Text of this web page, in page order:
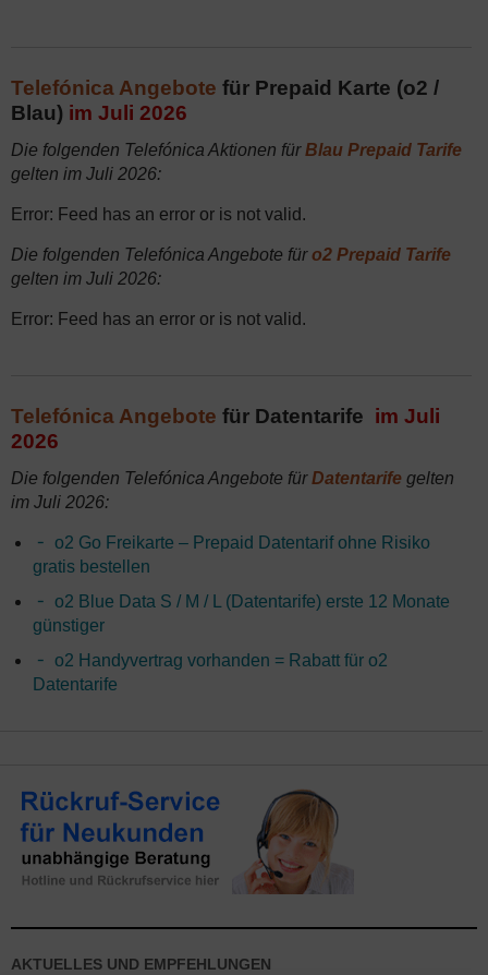
Telefónica Angebote für Prepaid Karte (o2 /
Blau) im Juli 2026
Die folgenden Telefónica Aktionen fürBlau Prepaid Tarife
gelten im Juli 2026:
Error: Feed has an error or is not valid.
Die folgenden Telefónica Angebote füro2 Prepaid Tarife
gelten im Juli 2026:
Error: Feed has an error or is not valid.
Telefónica Angebote für Datentarife im Juli
2026
Die folgenden Telefónica Angebote fürDatentarife gelten
im Juli 2026:
o2 Go Freikarte – Prepaid Datentarif ohne Risiko
gratis bestellen
o2 Blue Data S / M / L (Datentarife) erste 12 Monate
günstiger
o2 Handyvertrag vorhanden = Rabatt für o2
Datentarife
AKTUELLES UND EMPFEHLUNGEN